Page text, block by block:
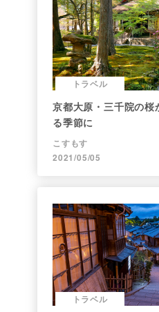
トラベル
京都大原・三千院の
る季節に
こすもす
2021/05/05
トラベル